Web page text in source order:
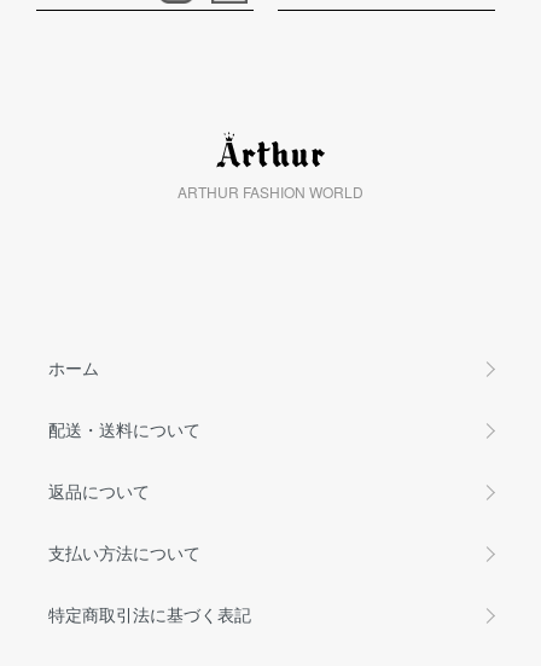
ARTHUR FASHION WORLD
ホーム
配送・送料について
返品について
支払い方法について
特定商取引法に基づく表記